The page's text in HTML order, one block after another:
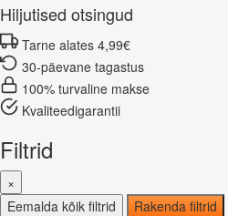
Hiljutised otsingud
Tarne alates 4,99€
30-päevane tagastus
100% turvaline makse
Kvaliteedigarantii
Filtrid
×
Eemalda kõik filtrid
Rakenda filtrid